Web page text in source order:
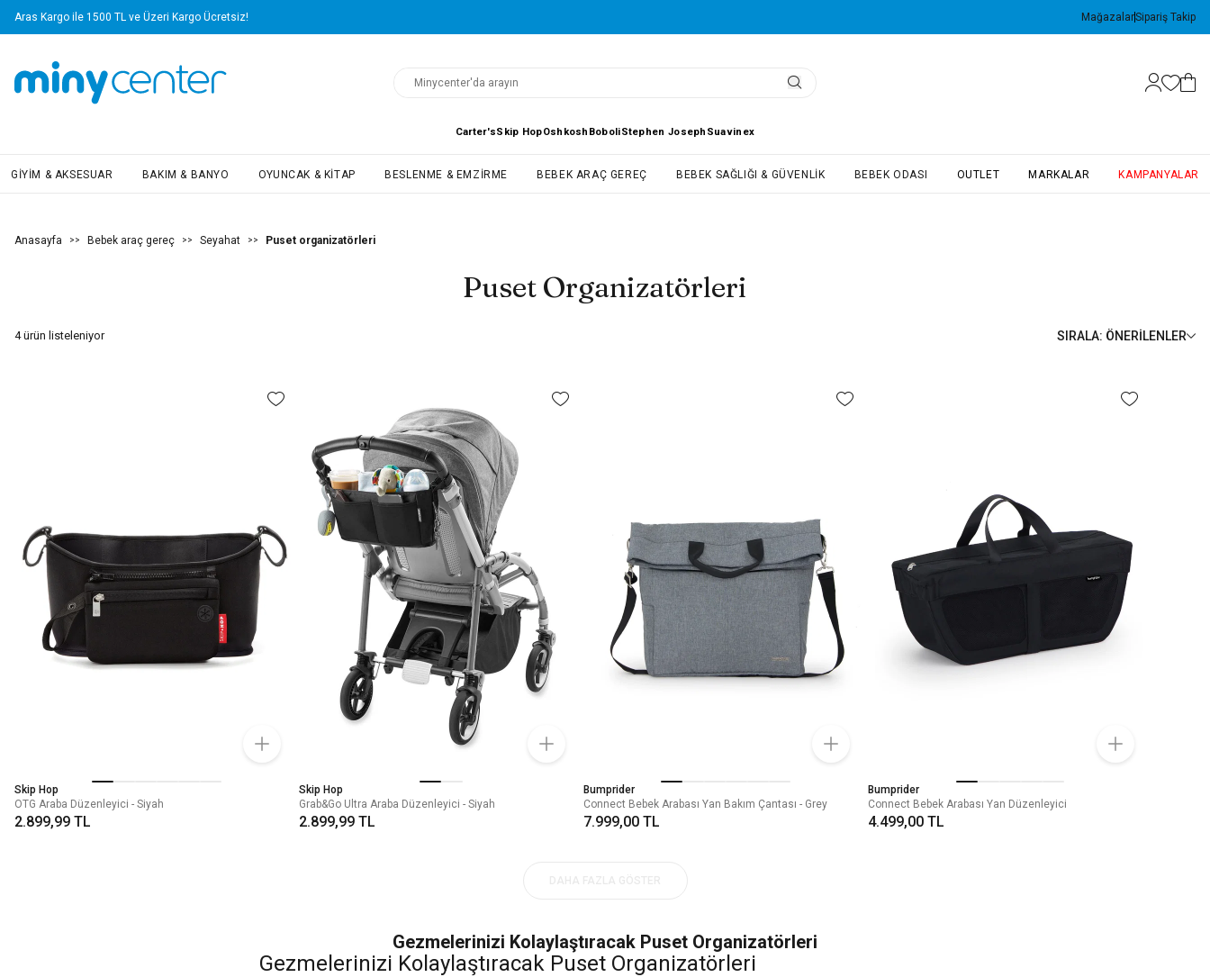
ve Üzeri Kargo Ücretsiz! Yapı Kredi Kartlarına Vade Farksız 4 Taksit
MağazalarSipariş Takip
Carter'sSkip HopOshkosh BoboliStephen Joseph Suavinex
GIYIM & AKSESUAR BAKIM & BANYO OYUNCAK & KITAP BESLENME & EMZIRME BEBEK ARAÇ GEREÇ BEBEK SAĞLIĞI & GÜVENLIK BEBEK ODASI OUTLET MARKALAR KAMPANYALAR
Anasayfa >> Bebek araç gereç >> Seyahat >> Puset organizatörleri
Puset Organizatörleri
4 ürün listeleniyor SIRALA: ÖNERILENLER
Skip Hop
OTG Araba Düzenleyici - Siyah
2.899,99 TL
Skip Hop
Grab&Go Ultra Araba Düzenleyici - Siyah
2.899,99 TL
Bumprider
Connect Bebek Arabası Yan Bakım Çantası - Grey
7.999,00 TL
Bumprider
Connect Bebek Arabası Yan Düzenleyici
4.499,00 TL
Gezmelerinizi Kolaylaştıracak Puset Organizatörleri
Gezmelerinizi Kolaylaştıracak Puset Organizatörleri